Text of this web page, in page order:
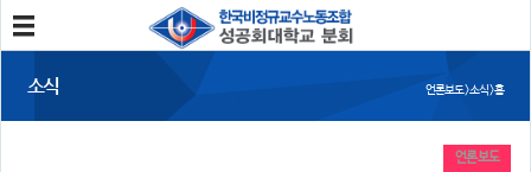
분회소개
소식 언론보도 > 소식 > 홈
언론보도